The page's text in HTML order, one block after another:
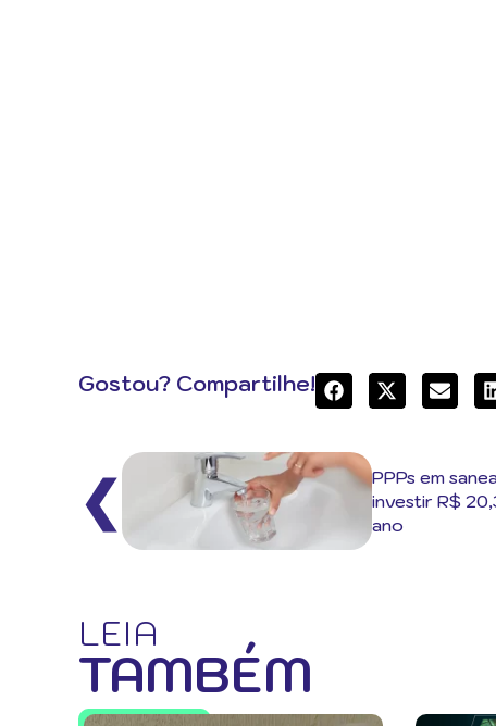
Gostou? Compartilhe!
❮
PPPs em
investir R$
ano
LEIA
TAMBÉM